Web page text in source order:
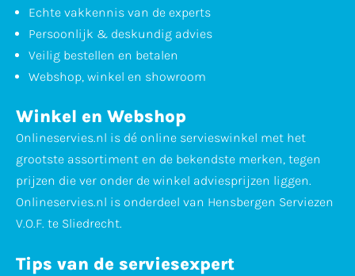
Echte vakkennis van de experts
Persoonlijk & deskundig advies
Veilig bestellen en betalen
Webshop, winkel en showroom
Winkel en Webshop
Onlineservies.nl is dé online servieswinkel met het
grootste assortiment en de bekendste merken, tegen
prijzen die ver onder de winkel adviesprijzen liggen.
Onlineservies.nl is onderdeel van Hensbergen Serviezen
V.O.F. te Sliedrecht.
Tips van de serviesexpert